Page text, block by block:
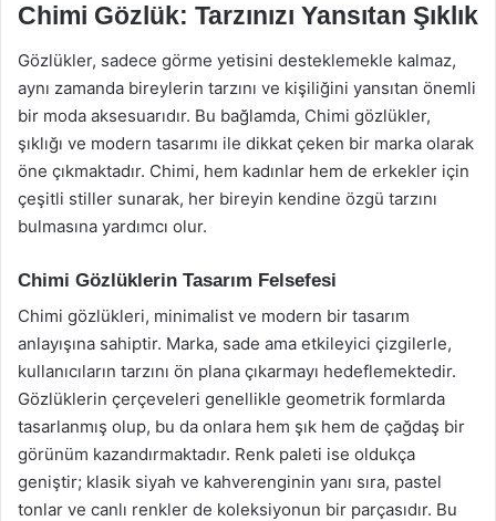
Chimi Gözlük: Tarzınızı Yansıtan Şıklık
Gözlükler, sadece görme yetisini desteklemekle kalmaz,
aynı zamanda bireylerin tarzını ve kişiliğini yansıtan önemli
bir moda aksesuarıdır. Bu bağlamda, Chimi gözlükler,
şıklığı ve modern tasarımı ile dikkat çeken bir marka olarak
öne çıkmaktadır. Chimi, hem kadınlar hem de erkekler için
çeşitli stiller sunarak, her bireyin kendine özgü tarzını
bulmasına yardımcı olur.
Chimi Gözlüklerin Tasarım Felsefesi
Chimi gözlükleri, minimalist ve modern bir tasarım
anlayışına sahiptir. Marka, sade ama etkileyici çizgilerle,
kullanıcıların tarzını ön plana çıkarmayı hedeflemektedir.
Gözlüklerin çerçeveleri genellikle geometrik formlarda
tasarlanmış olup, bu da onlara hem şık hem de çağdaş bir
görünüm kazandırmaktadır. Renk paleti ise oldukça
geniştir; klasik siyah ve kahverenginin yanı sıra, pastel
tonlar ve canlı renkler de koleksiyonun bir parçasıdır. Bu